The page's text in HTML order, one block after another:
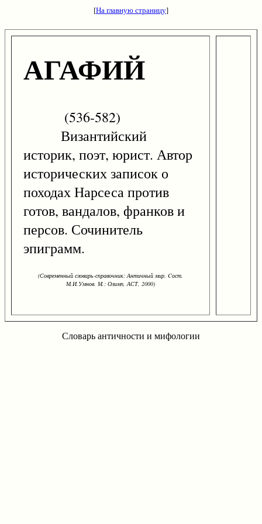
[На главную страницу]
АГАФИЙ
(536-582)
Византийский
историк, поэт, юрист. Автор
исторических записок о
походах Нарсеса против
готов, вандалов, франков и
персов. Сочинитель
эпиграмм.
(Современный словарь-справочник: Античный мир. Cост.
М.И.Умнов. М.: Олимп, АСТ, 2000)
Словарь античности и мифологии